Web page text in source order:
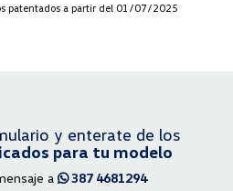
patentados a partir del 01/07/2025
y enterate de los
para tu modelo
a 387 4681294